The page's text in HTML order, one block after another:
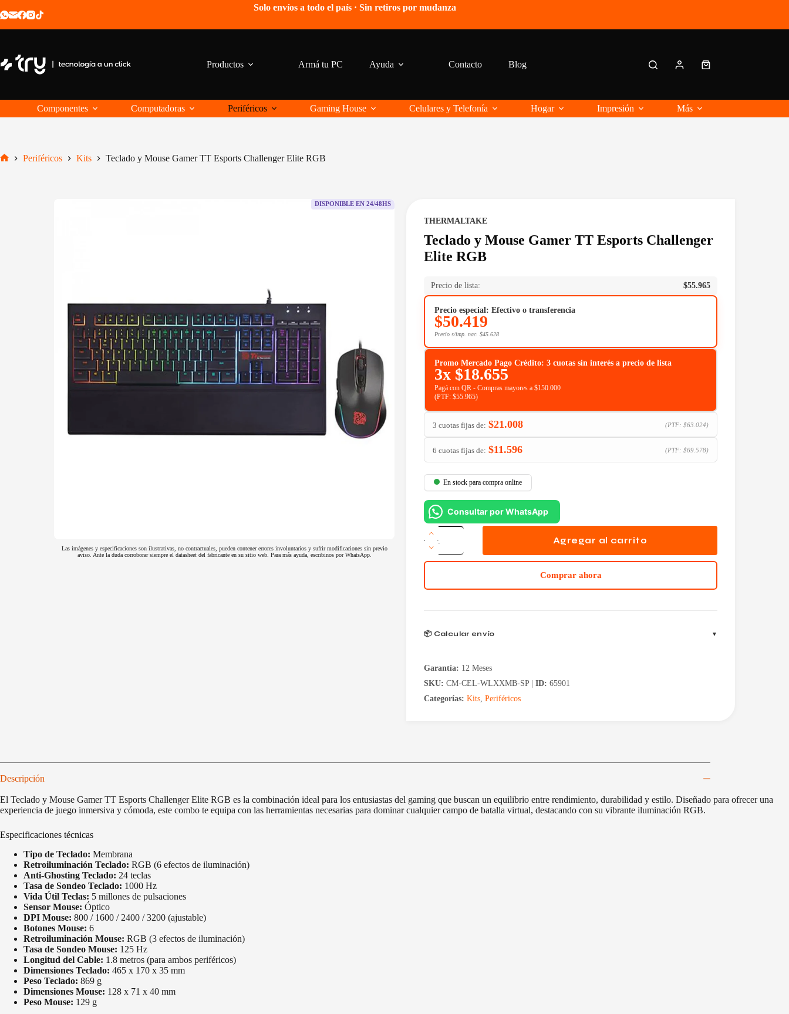
al
Solo envíos a todo el país · Sin retiros por mudanza
Productos Armá tu PC Ayuda Contacto Blog
Carro
Componentes
Computadoras Periféricos Gaming House Celulares y Telefonía Hogar Impresión Más
Periféricos Kits Teclado y Mouse Gamer TT Esports Challenger Elite RGB
DISPONIBLE EN 24/48HS
Las imágenes y especificaciones son ilustrativas, no contractuales, pueden contener errores involuntarios y sufrir modificaciones sin previo
aviso. Ante la duda corroborar siempre el datasheet del fabricante en su sitio web. Para más ayuda, escribinos por WhatsApp.
THERMALTAKE
Teclado y Mouse Gamer TT Esports Challenger
Elite RGB
Precio de lista: $55.965
Precio especial: Efectivo o transferencia
$50.419
Precio s/imp. nac. $45.628
Promo Mercado Pago Crédito: 3 cuotas sin interés a precio de lista
3x $18.655
Pagá con QR - Compras mayores a $150.000
(PTF: $55.965)
3 cuotas fijas de: $21.008 (PTF: $63.024)
6 cuotas fijas de: $11.596 (PTF: $69.578)
En stock para compra online
Consultar por WhatsApp
Teclado
y
Mouse
Gamer
Challenger
Agregar al carrito
Comprar ahora
📦 Calcular envío
Garantía: 12 Meses
SKU: CM-CEL-WLXXMB-SP | ID: 65901
Categorías: Kits, Periféricos
Descripción
El Teclado y Mouse Gamer TT Esports Challenger Elite RGB es la combinación ideal para los entusiastas del gaming que buscan un equilibrio entre rendimiento, durabilidad y estilo. Diseñado para ofrecer una
experiencia de juego inmersiva y cómoda, este combo te equipa con las herramientas necesarias para dominar cualquier campo de batalla virtual, destacando con su vibrante iluminación RGB.
Especificaciones técnicas
Tipo de Teclado: Membrana
Retroiluminación Teclado: RGB (6 efectos de iluminación)
Anti-Ghosting Teclado: 24 teclas
Tasa de Sondeo Teclado: 1000 Hz
Vida Útil Teclas: 5 millones de pulsaciones
Sensor Mouse: Óptico
DPI Mouse: 800 / 1600 / 2400 / 3200 (ajustable)
Botones Mouse: 6
Retroiluminación Mouse: RGB (3 efectos de iluminación)
Tasa de Sondeo Mouse: 125 Hz
Longitud del Cable: 1.8 metros (para ambos periféricos)
Dimensiones Teclado: 465 x 170 x 35 mm
Peso Teclado: 869 g
Dimensiones Mouse: 128 x 71 x 40 mm
Peso Mouse: 129 g